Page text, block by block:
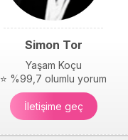
Simon Tor
Yaşam Koçu
⭐ %99,7 olumlu yorum
İletişime geç